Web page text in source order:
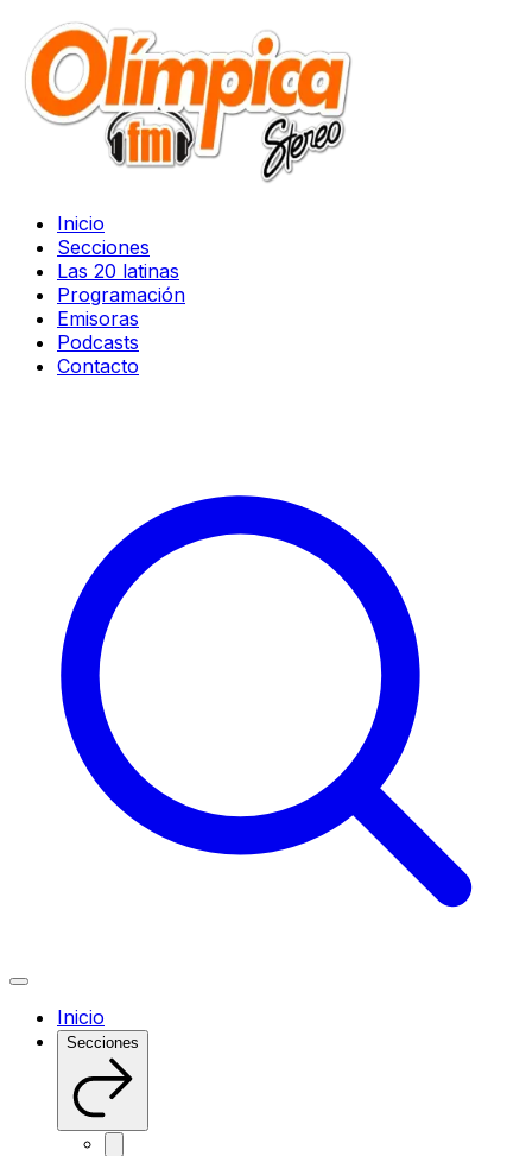
Inicio
Secciones
Las 20 latinas
Programación
Emisoras
Podcasts
Contacto
Inicio
Secciones